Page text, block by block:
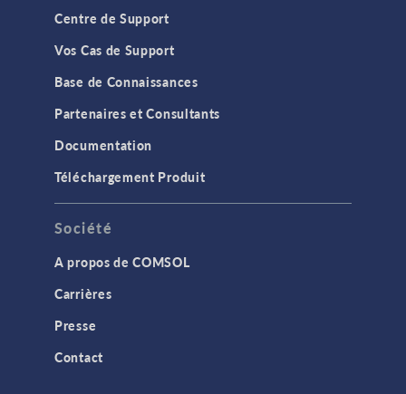
Centre de Support
Vos Cas de Support
Base de Connaissances
Partenaires et Consultants
Documentation
Téléchargement Produit
Société
A propos de COMSOL
Carrières
Presse
Contact